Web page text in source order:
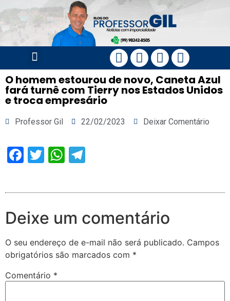
O homem estourou de novo, Caneta Azul
fará turnê com Tierry nos Estados Unidos
e troca empresário
Professor Gil 22/02/2023 Deixar Comentário
Facebook
TwitterWhatsApp
Deixe um comentário
O seu endereço de e-mail não será publicado. Campos
obrigatórios são marcados com *
Comentário *